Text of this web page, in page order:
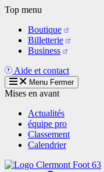
Aller
contenu
principal
Top menu
Boutique
Billetterie
Business
Aide et contact
Menu Fermer
Mises en avant
Actualités
équipe pro
Classement
Calendrier